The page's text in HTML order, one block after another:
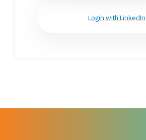
Login with LinkedIn